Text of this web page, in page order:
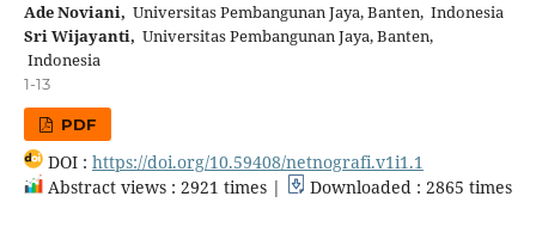
Ade Noviani, Universitas Pembangunan Jaya, Banten, Indonesia
Sri Wijayanti, Universitas Pembangunan Jaya, Banten,
Indonesia
1-13
PDF
DOI : https://doi.org/10.59408/netnografi.v1i1.1
Abstract views : 2921 times |
Downloaded : 2865 times